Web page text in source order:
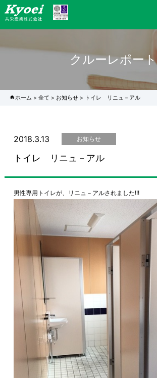
クルーレポート
ホーム >全て > お知らせ > トイレ リニュ－アル
2018.3.13 お知らせ
トイレ リニュ－アル
男性専用トイレが、リニュ－アルされました!!!